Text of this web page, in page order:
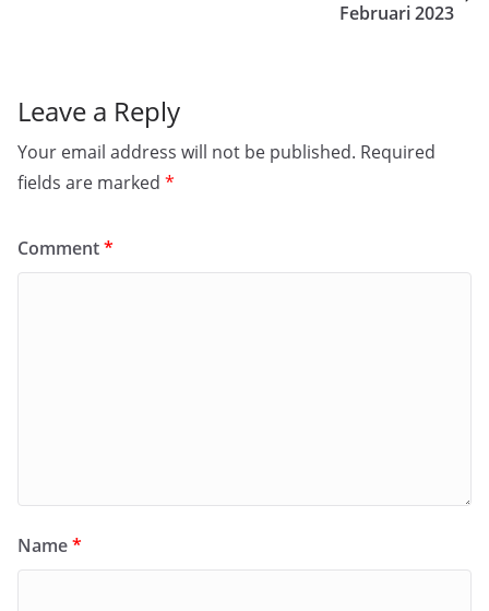
Februari 2023
Leave a Reply
Your email address will not be published. Required
fields are marked *
Comment*
Name*